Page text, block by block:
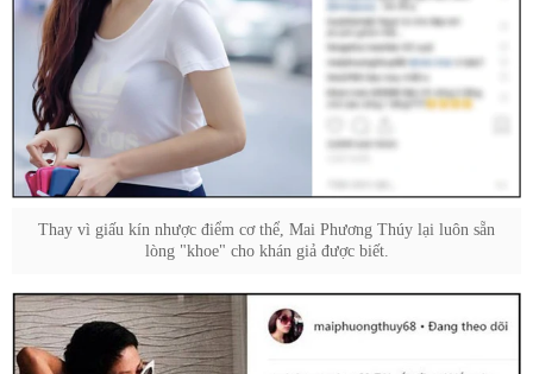
Thay vì giấu kín nhược điểm cơ thể, Mai Phương Thúy lại luôn sẵn
lòng "khoe" cho khán giả được biết.